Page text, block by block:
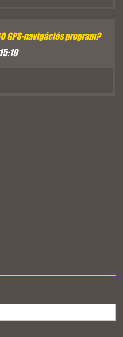
GPS-navigációs program?